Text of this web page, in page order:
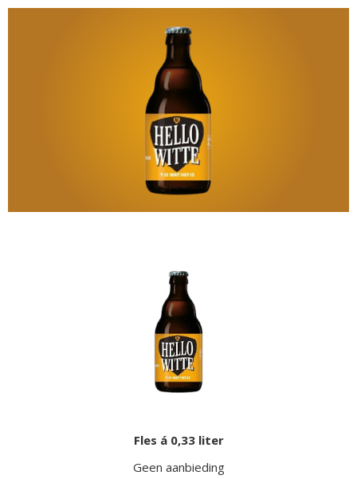
Fles á 0,33 liter
Geen aanbieding